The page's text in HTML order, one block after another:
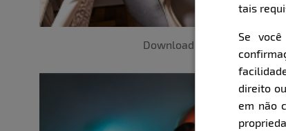
Download
tais
Se você
direito
em não